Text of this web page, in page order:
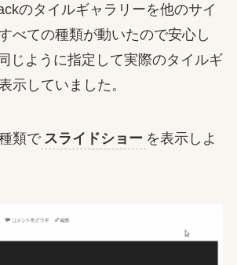
のタイルギャラリーを他のサイ
べての種類が動いたので安心し
じように指定して実際のタイルギ
示していました。
類で スライドショー を表示しよ